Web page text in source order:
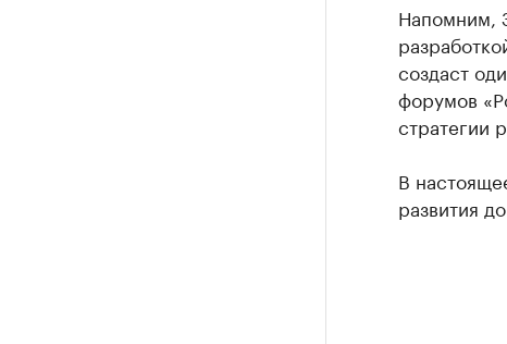
Напомним,
создаст
форумов
стратегии
В
развития